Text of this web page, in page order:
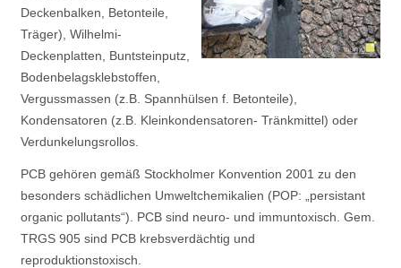
Deckenbalken, Betonteile,
Träger), Wilhelmi-
Deckenplatten, Buntsteinputz,
Bodenbelagsklebstoffen,
Vergussmassen (z.B. Spannhülsen f. Betonteile),
Kondensatoren (z.B. Kleinkondensatoren- Tränkmittel) oder
Verdunkelungsrollos.
PCB gehören gemäß Stockholmer Konvention 2001 zu den
besonders schädlichen Umweltchemikalien (POP: „persistant
organic pollutants“). PCB sind neuro- und immuntoxisch. Gem.
TRGS 905 sind PCB krebsverdächtig und
reproduktionstoxisch.